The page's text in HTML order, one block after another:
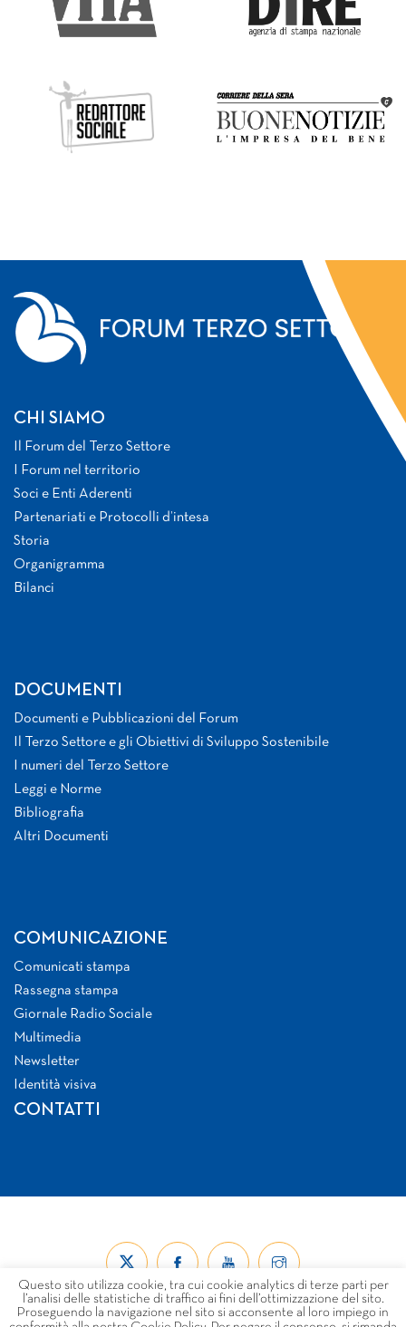
CHI SIAMO
Il Forum del Terzo Settore
I Forum nel territorio
Soci e Enti Aderenti
Partenariati e Protocolli d’intesa
Storia
Organigramma
Bilanci
DOCUMENTI
Documenti e Pubblicazioni del Forum
Il Terzo Settore e gli Obiettivi di Sviluppo Sostenibile
I numeri del Terzo Settore
Leggi e Norme
Bibliografia
Altri Documenti
COMUNICAZIONE
Comunicati stampa
Rassegna stampa
Giornale Radio Sociale
Multimedia
Newsletter
Identità visiva
CONTATTI
Questo sito utilizza cookie, tra cui cookie analytics di terze parti per
l’analisi delle statistiche di traffico ai fini dell’ottimizzazione del sito.
Proseguendo la navigazione nel sito si acconsente al loro impiego in